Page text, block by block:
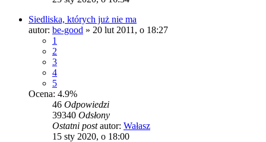
Siedliska, których już nie ma
autor: be-good » 20 lut 2011, o 18:27
1
2
3
4
5
Ocena: 4.9%
46 Odpowiedzi
39340 Odsłony
Ostatni postautor: Wałasz
15 sty 2020, o 18:00